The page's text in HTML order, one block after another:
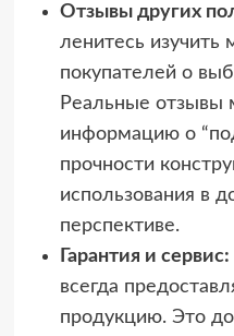
Отзывы других
ленитесь изучить
покупателей о
Реальные отзывы
информацию о
прочности
использования в
перспективе.
Гарантия и сервис:
всегда
продукцию. Это